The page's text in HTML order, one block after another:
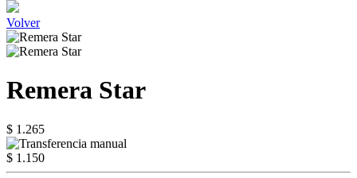
Volver
Remera Star
$ 1.265
$ 1.150